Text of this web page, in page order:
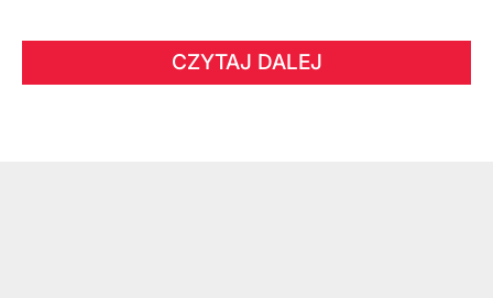
CZYTAJ DALEJ